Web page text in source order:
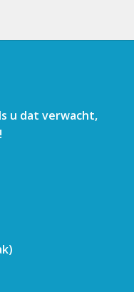
u dat verwacht,